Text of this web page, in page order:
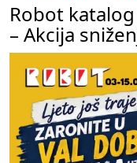
Robot
– Akcija